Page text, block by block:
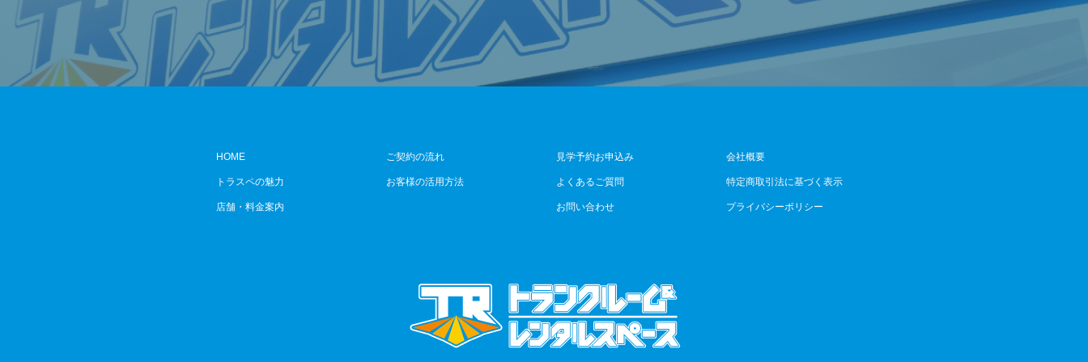
HOME
トラスペの魅力
店舗・料金案内
ご契約の流れ
お客様の活用方法
見学予約お申込み
よくあるご質問
お問い合わせ
会社概要
特定商取引法に基づく表示
プライバシーポリシー